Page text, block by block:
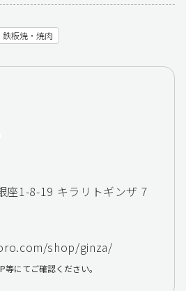
鉄板焼・焼肉
座1-8-19 キラリトギンザ 7
shop/ginza/
にてご確認ください。